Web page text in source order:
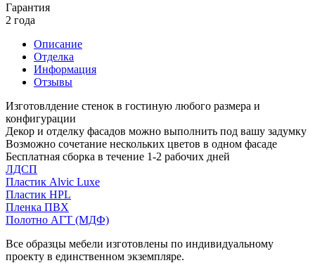
Гарантия
2 года
Описание
Отделка
Информация
Отзывы
Изготовлдение стенок в гостиную любого размера и
конфигурации
Декор и отделку фасадов можно выполнить под вашу задумку
Возможно сочетание нескольких цветов в одном фасаде
Бесплатная сборка в течение 1-2 рабочих дней
ЛДСП
Пластик Alvic Luxe
Пластик HPL
Пленка ПВХ
Полотно АГТ (МДФ)
Все образцы мебели изготовлены по индивидуальному
проекту в единственном экземпляре.